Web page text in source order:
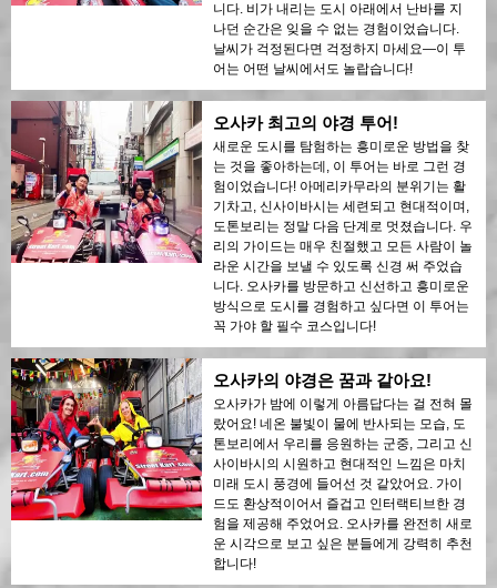
니다. 비가 내리는 도시 아래에서 난바를 지
나던 순간은 잊을 수 없는 경험이었습니다.
날씨가 걱정된다면 걱정하지 마세요—이 투
어는 어떤 날씨에서도 놀랍습니다!
오사카 최고의 야경 투어!
새로운 도시를 탐험하는 흥미로운 방법을 찾
는 것을 좋아하는데, 이 투어는 바로 그런 경
험이었습니다! 아메리카무라의 분위기는 활
기차고, 신사이바시는 세련되고 현대적이며,
도톤보리는 정말 다음 단계로 멋졌습니다. 우
리의 가이드는 매우 친절했고 모든 사람이 놀
라운 시간을 보낼 수 있도록 신경 써 주었습
니다. 오사카를 방문하고 신선하고 흥미로운
방식으로 도시를 경험하고 싶다면 이 투어는
꼭 가야 할 필수 코스입니다!
오사카의 야경은 꿈과 같아요!
오사카가 밤에 이렇게 아름답다는 걸 전혀 몰
랐어요! 네온 불빛이 물에 반사되는 모습, 도
톤보리에서 우리를 응원하는 군중, 그리고 신
사이바시의 시원하고 현대적인 느낌은 마치
미래 도시 풍경에 들어선 것 같았어요. 가이
드도 환상적이어서 즐겁고 인터랙티브한 경
험을 제공해 주었어요. 오사카를 완전히 새로
운 시각으로 보고 싶은 분들에게 강력히 추천
합니다!